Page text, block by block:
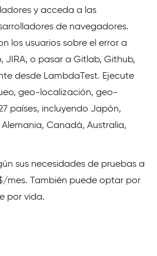
y acceda a las
de navegadores.
los usuarios sobre el error a
JIRA, o pasar a Gitlab, Github,
desde LambdaTest. Ejecute
geo-localización, geo-
países, incluyendo Japón,
Alemania, Canadá, Australia,
sus necesidades de pruebas a
mes. También puede optar por
por vida.